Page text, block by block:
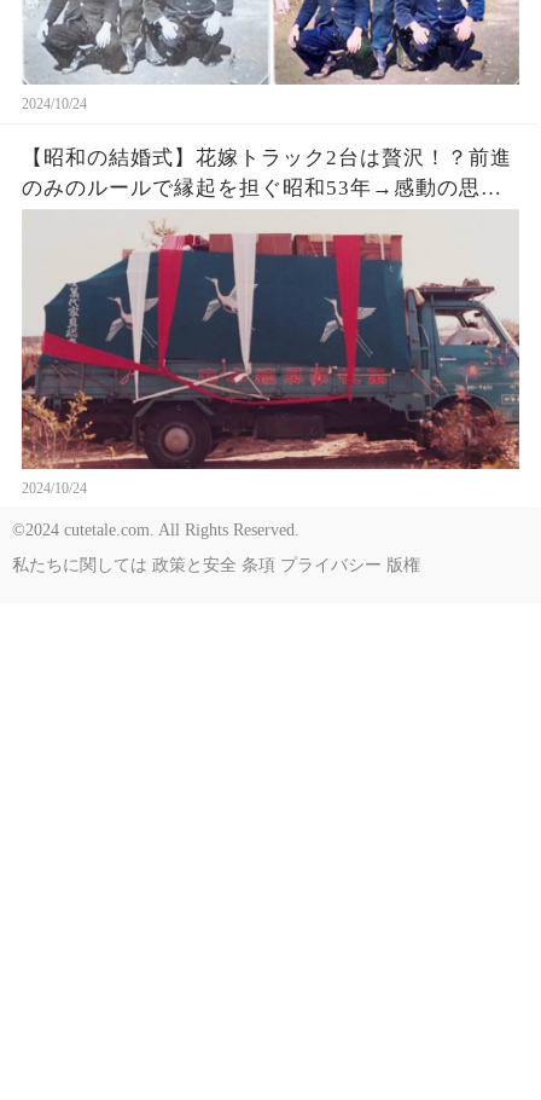
2024/10/24
【昭和の結婚式】花嫁トラック2台は贅沢！？前進
のみのルールで縁起を担ぐ昭和53年→感動の思い
2024/10/24
©2024 cutetale.com. All Rights Reserved.
私たちに関しては 政策と安全 条項 プライバシー 版権